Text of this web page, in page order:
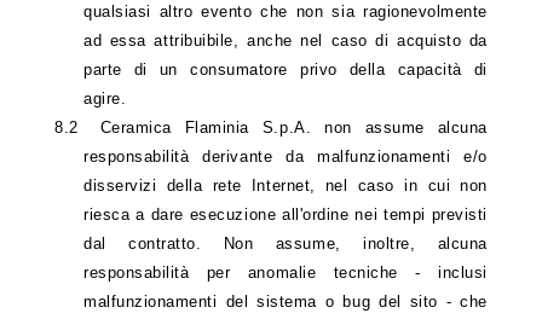
qualsiasi altro evento che non sia ragionevolmente
ad essa attribuibile, anche nel caso di acquisto da
parte di un consumatore privo della capacità di
agire.
8.2
Ceramica Flaminia S.p.A. non assume alcuna
responsabilità derivante da malfunzionamenti e/o
disservizi della rete Internet, nel caso in cui non
riesca a dare esecuzione all'ordine nei tempi previsti
dal contratto. Non assume, inoltre, alcuna
responsabilità per anomalie tecniche - inclusi
malfunzionamenti del sistema o bug del sito - che